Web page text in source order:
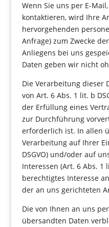
Wenn Sie uns per E-
kontaktieren, wird Ihre
hervorgehenden
Anfrage) zum Zwecke
Anliegens bei uns
Daten geben wir nicht
Die Verarbeitung dieser
von Art. 6 Abs. 1 lit. b
der Erfüllung eines
zur Durchführung
erforderlich ist. In allen
Verarbeitung auf Ihrer
DSGVO) und/oder auf
Interessen (Art. 6 Abs. 1
berechtigtes Interesse
der an uns gerichteten
Die von Ihnen an uns
übersandten Daten